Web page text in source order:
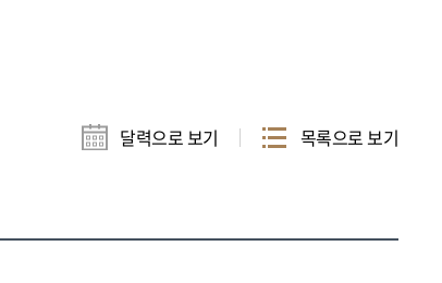
달력으로 보기 목록으로 보기